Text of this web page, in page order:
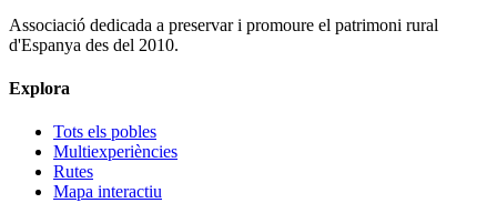
Associació dedicada a preservar i promoure el patrimoni rural
d'Espanya des del 2010.
Explora
Tots els pobles
Multiexperiències
Rutes
Mapa interactiu